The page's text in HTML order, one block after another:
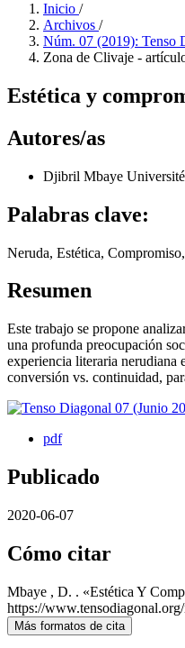
Inicio /
Archivos /
Núm. 07 (2019): Tenso
Zona de Clivaje -
Estética y
Autores/as
Djibril Mbaye
Palabras clave:
Neruda, Estética,
Resumen
Este trabajo se propone
una profunda preocupación
experiencia literaria nerudiana
conversión vs. continuidad,
pdf
Publicado
2020-06-07
Cómo citar
Mbaye , D. . «Estética Y
https://
Más formatos de cita